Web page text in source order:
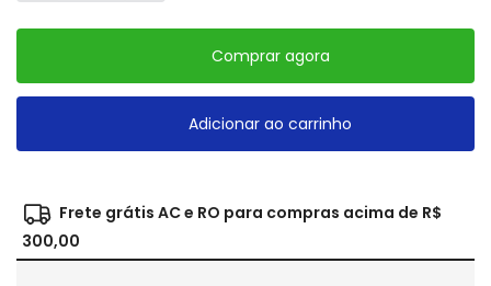
Comprar agora
Adicionar ao carrinho
Frete grátis AC e RO para compras acima de R$
300,00